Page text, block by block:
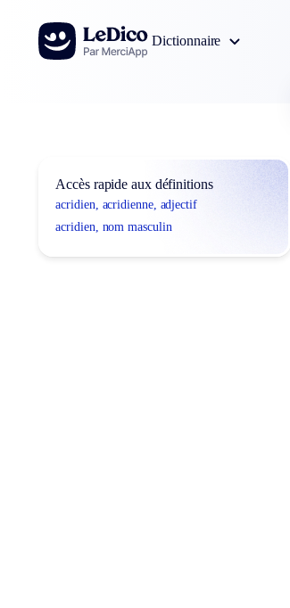
Aller au contenu
Dictionnaire
Accès rapide aux définitions
acridien, acridienne, adjectif
acridien, nom masculin